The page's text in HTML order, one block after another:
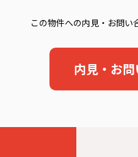
この物件への内見・お問
内見・お問